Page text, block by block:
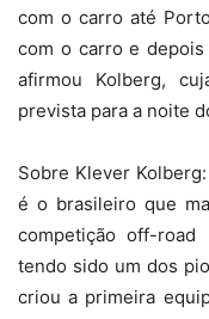
com o carro até
com o carro e depois
afirmou Kolberg,
prevista para a noite
Sobre Klever
é o brasileiro que
competição off-
tendo sido um dos
criou a primeira